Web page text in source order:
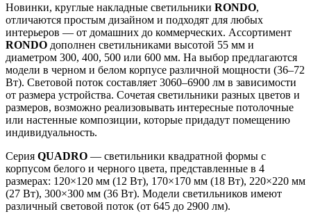
Новинки, круглые накладные светильники RONDO,
отличаются простым дизайном и подходят для любых
интерьеров — от домашних до коммерческих. Ассортимент
RONDO дополнен светильниками высотой 55 мм и
диаметром 300, 400, 500 или 600 мм. На выбор предлагаются
модели в черном и белом корпусе различной мощности (36–72
Вт). Световой поток составляет 3060–6900 лм в зависимости
от размера устройства. Сочетая светильники разных цветов и
размеров, возможно реализовывать интересные потолочные
или настенные композиции, которые придадут помещению
индивидуальность.
Серия QUADRO — светильники квадратной формы с
корпусом белого и черного цвета, представленные в 4
размерах: 120×120 мм (12 Вт), 170×170 мм (18 Вт), 220×220 мм
(27 Вт), 300×300 мм (36 Вт). Модели светильников имеют
различный световой поток (от 645 до 2900 лм).